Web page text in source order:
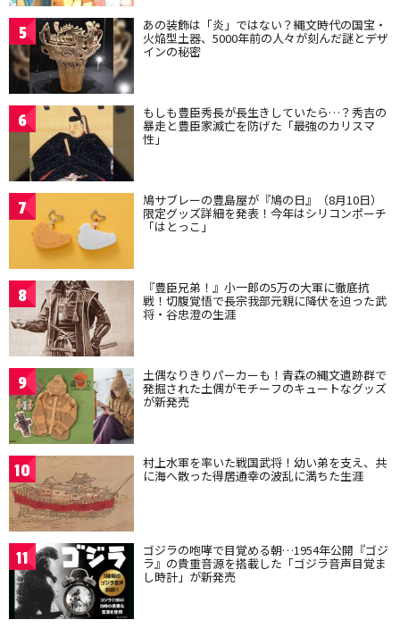
5 あの装飾は「炎」ではない？縄文時代の国宝・
火焔型土器、5000年前の人々が刻んだ謎とデザ
インの秘密
6 もしも豊臣秀長が長生きしていたら…？秀吉の
暴走と豊臣家滅亡を防げた「最強のカリスマ
性」
7 鳩サブレーの豊島屋が『鳩の日』（8月10日）
限定グッズ詳細を発表！今年はシリコンポーチ
「はとっこ」
8 『豊臣兄弟！』小一郎の5万の大軍に徹底抗
戦！切腹覚悟で長宗我部元親に降伏を迫った武
将・谷忠澄の生涯
9 土偶なりきりパーカーも！青森の縄文遺跡群で
発掘された土偶がモチーフのキュートなグッズ
が新発売
10 村上水軍を率いた戦国武将！幼い弟を支え、共
に海へ散った得居通幸の波乱に満ちた生涯
11 ゴジラの咆哮で目覚める朝…1954年公開『ゴジ
ラ』の貴重音源を搭載した「ゴジラ音声目覚ま
し時計」が新発売